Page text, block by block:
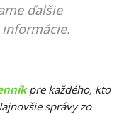
ďalšie
pre každého, kto
správy zo